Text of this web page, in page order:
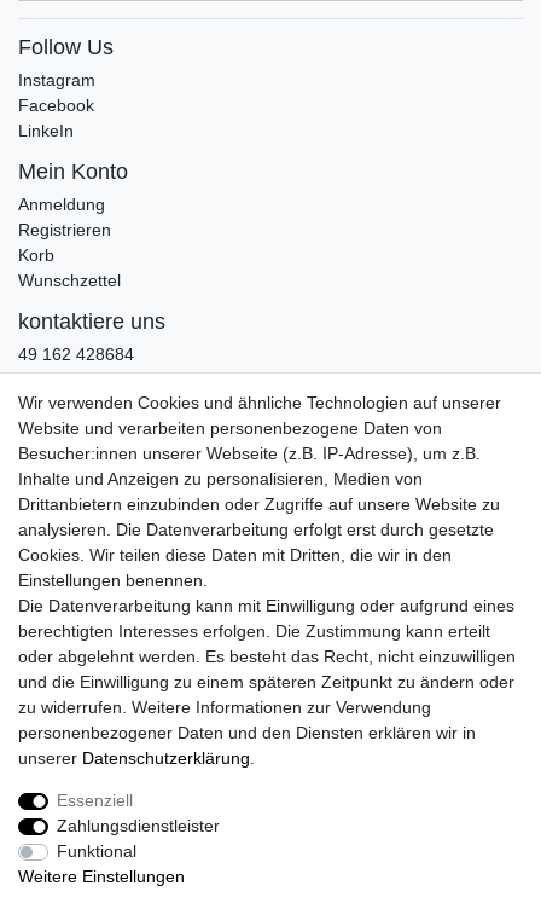
Follow Us
Instagram
Facebook
LinkeIn
Mein Konto
Anmeldung
Registrieren
Korb
Wunschzettel
kontaktiere uns
49 162 428684
info@marken-martin.de
VORNAME
E-MAIL **
Hiermit bestätige ich, dass ich dieDaten­schutz­erklärunggelesen habe. Meine
Einwilligung kann ich jederzeit widerrufen.**
Abonnieren
** Hierbei handelt es sich um ein Pflichtfeld.
Widerrufs­recht Widerrufs­formular
Daten­schutz­erklärung
Wir verwenden Cookies und ähnliche Technologien auf unserer
Website und verarbeiten personenbezogene Daten von
Besucher:innen unserer Webseite (z.B. IP-Adresse), um z.B.
Inhalte und Anzeigen zu personalisieren, Medien von
Drittanbietern einzubinden oder Zugriffe auf unsere Website zu
analysieren. Die Datenverarbeitung erfolgt erst durch gesetzte
Cookies. Wir teilen diese Daten mit Dritten, die wir in den
Einstellungen benennen.
Die Datenverarbeitung kann mit Einwilligung oder aufgrund eines
berechtigten Interesses erfolgen. Die Zustimmung kann erteilt
oder abgelehnt werden. Es besteht das Recht, nicht einzuwilligen
und die Einwilligung zu einem späteren Zeitpunkt zu ändern oder
zu widerrufen. Weitere Informationen zur Verwendung
personenbezogener Daten und den Diensten erklären wir in
unserer Daten­schutz­erklärung
Essenziell
Zahlungsdienstleister
Funktional
Weitere Einstellungen